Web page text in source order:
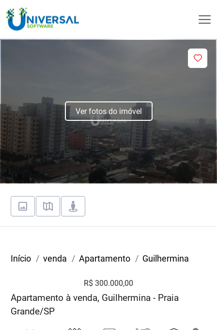
Ver fotos do imóvel
Início venda Apartamento Guilhermina
R$ 300.000,00
Apartamento à venda, Guilhermina - Praia
Grande/SP